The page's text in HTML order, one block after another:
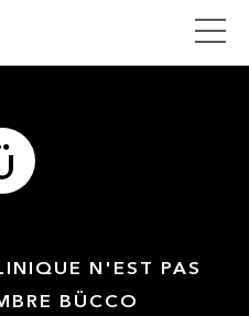
N'EST PAS
BÜCCO